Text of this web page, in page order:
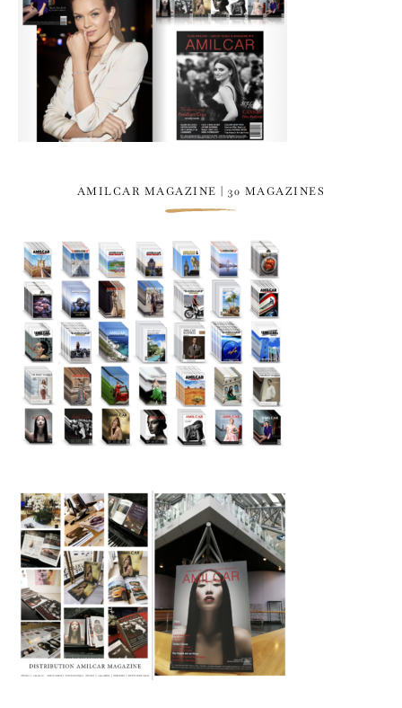
AMILCAR MAGAZINE | 30 MAGAZINES